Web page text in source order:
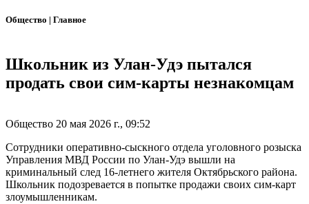
Общество | Главное
Школьник из Улан-Удэ пытался
продать свои сим-карты незнакомцам
Общество 20 мая 2026 г., 09:52
Сотрудники оперативно-сыскного отдела уголовного розыска
Управления МВД России по Улан-Удэ вышли на
криминальный след 16-летнего жителя Октябрьского района.
Школьник подозревается в попытке продажи своих сим-карт
злоумышленникам.